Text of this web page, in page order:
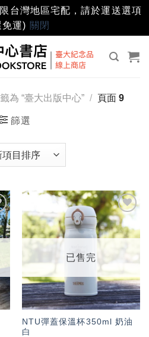
台灣地區宅配，請於運送選項
免運) 關閉
為 “臺大出版中心” / 頁面 9
篩選
加入
「願
望輕
已售完
NTU彈蓋保溫杯350ml 奶油
白